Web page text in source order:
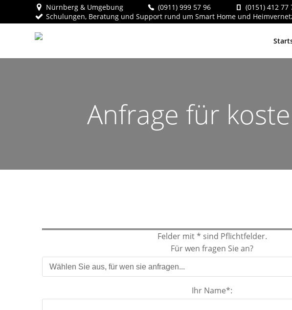
Nürnberg & Umgebung (0911) 999 57 96 (0151) 412 77
Schulungen, Beratung und Support rund um Smart Home und
Anfrage für
Felder mit * sind Pflichtfelder.
Für wen fragen Sie an?
Ihr Name*: